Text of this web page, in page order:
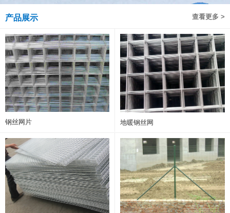
查看更多 >
产品展示
钢丝网片 地暖钢丝网